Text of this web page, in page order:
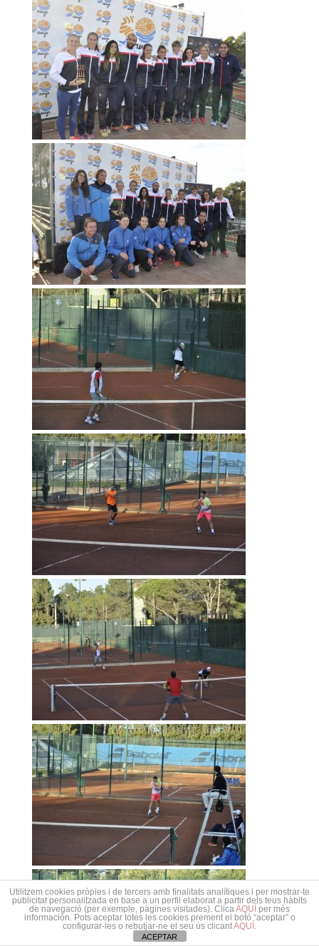
Utilitzem cookies pròpies i de tercers amb finalitats analítiques i per mostrar-te
publicitat personalitzada en base a un perfil elaborat a partir dels teus hàbits
de navegació (per exemple, pàgines visitades). ClicaAQUÍ per més
información. Pots aceptar totes les cookies prement el botó “aceptar” o
configurar-les o rebutjar-ne el seu ús clicantAQUÍ .
ACEPTAR